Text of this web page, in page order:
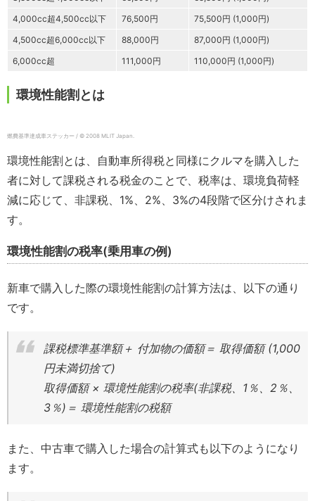
4,000cc超4,500cc以下
76,500円
75,500円 (1,000円)
4,500cc超6,000cc以下
88,000円
87,000円 (1,000円)
6,000cc超
111,000円 110,000円 (1,000円)
環境性能割とは
燃費基準達成車ステッカー / © 2008 MLIT Japan.
環境性能割とは、自動車所得税と同様にクルマを購入した
者に対して課税される税金のことで、税率は、環境負荷軽
減に応じて、非課税、1%、2%、3%の4段階で区分けされま
す。
環境性能割の税率(乗用車の例)
新車で購入した際の環境性能割の計算方法は、以下の通り
です。
課税標準基準額＋ 付加物の価額＝ 取得価額 (1,000
円未満切捨て)
取得価額 × 環境性能割の税率(非課税、1％、2％、
3％)＝ 環境性能割の税額
また、中古車で購入した場合の計算式も以下のようになり
ます。